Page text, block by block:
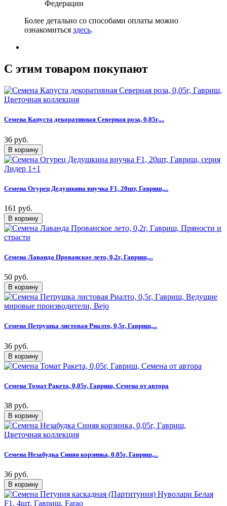
Федерации
Более детально со способами оплаты можно
ознакомиться здесь.
C этим товаром покупают
Семена Капуста декоративная Северная роза, 0,05г,...
36 руб.
Семена Огурец Дедушкина внучка F1, 20шт, Гавриш,...
161 руб.
Семена Лаванда Прованское лето, 0,2г, Гавриш,...
50 руб.
Семена Петрушка листовая Риалто, 0,5г, Гавриш,...
36 руб.
Семена Томат Ракета, 0,05г, Гавриш, Семена от автора
38 руб.
Семена Незабудка Синяя корзинка, 0,05г, Гавриш,...
36 руб.